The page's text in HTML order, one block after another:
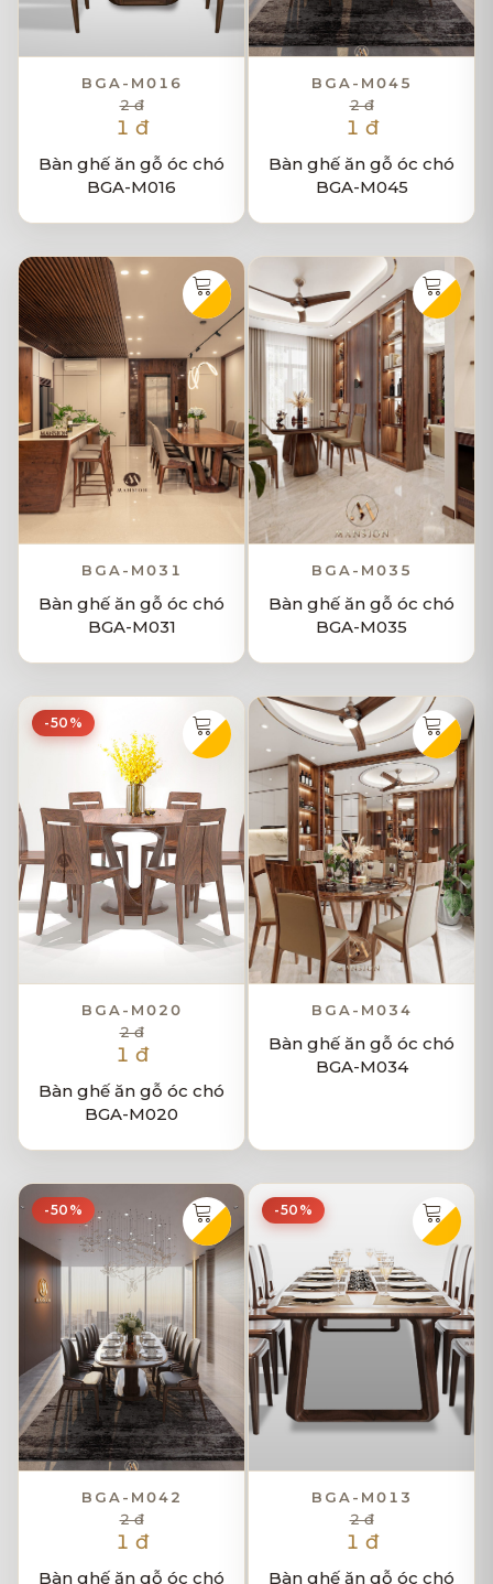
BGA-M016
2 đ
1 đ
Bàn ghế ăn gỗ óc chó
BGA-M016
BGA-M045
2 đ
1 đ
Bàn ghế ăn gỗ óc chó
BGA-M045
BGA-M031
Bàn ghế ăn gỗ óc chó
BGA-M031
BGA-M035
Bàn ghế ăn gỗ óc chó
BGA-M035
-50%
BGA-M020
2 đ
1 đ
Bàn ghế ăn gỗ óc chó
BGA-M020
BGA-M034
Bàn ghế ăn gỗ óc chó
BGA-M034
-50%
BGA-M042
2 đ
1 đ
Bàn ghế ăn gỗ óc chó
-50%
BGA-M013
2 đ
1 đ
Bàn ghế ăn gỗ óc chó